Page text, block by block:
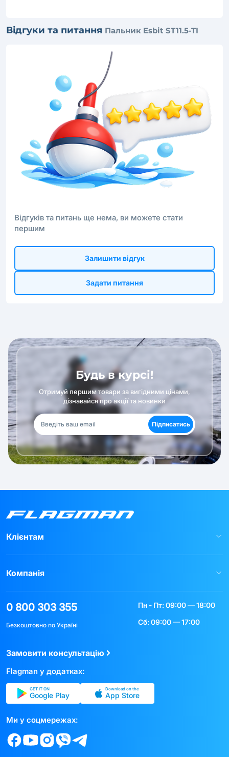
Відгуки та питання Пальник Esbit ST11.5-TI
Відгуків та питань ще нема, ви можете стати
першим
Залишити відгук
Задати питання
Будь в курсі!
Отримуй першим товари за вигідними цінами,
дізнавайся про акції та новинки
Підписатись
Клієнтам
Компанія
0 800 303 355
Безкоштовно по Україні
Пн - Пт: 09:00 — 18:00
Сб: 09:00 — 17:00
Замовити консультацію
Flagman у додатках:
GET IT ON
Google Play
Download on the
App Store
Ми у соцмережах: